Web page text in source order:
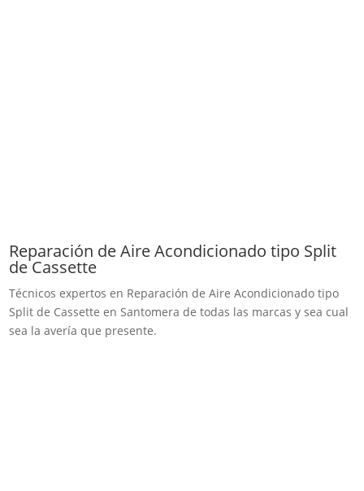
Reparación de Aire Acondicionado tipo Split
de Cassette
Técnicos expertos en Reparación de Aire Acondicionado tipo
Split de Cassette en Santomera de todas las marcas y sea cual
sea la avería que presente.